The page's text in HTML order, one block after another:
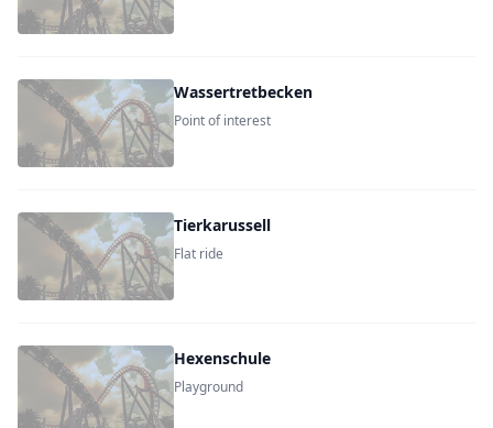
Wassertretbecken
Point of interest
Tierkarussell
Flat ride
Hexenschule
Playground